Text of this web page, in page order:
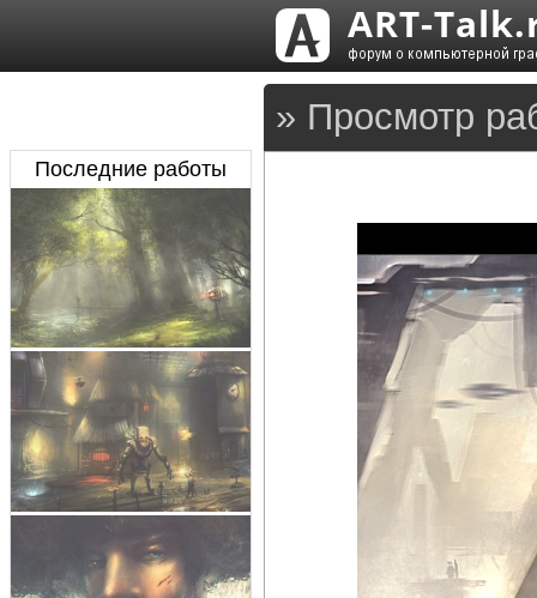
» Просмотр
Последние работы